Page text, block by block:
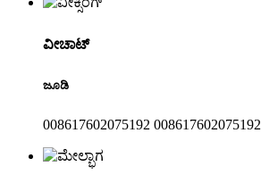
ವೀಚಾಟ್
ಜೂಡಿ
008617602075192 008617602075192